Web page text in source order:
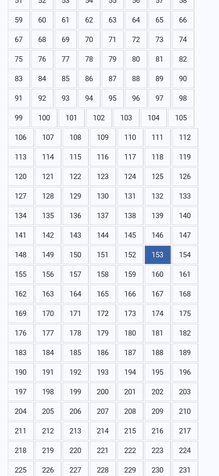
59 60 61 62 63 64 65 66
67 68 69 70 71 72 73 74
75 76 77 78 79 80 81 82
83 84 85 86 87 88 89 90
91 92 93 94 95 96 97 98
99 100 101 102 103 104 105
106 107 108 109 110 111 112
113 114 115 116 117 118 119
120 121 122 123 124 125 126
127 128 129 130 131 132 133
134 135 136 137 138 139 140
141 142 143 144 145 146 147
148 149 150 151 152 153 154
155 156 157 158 159 160 161
162 163 164 165 166 167 168
169 170 171 172 173 174 175
176 177 178 179 180 181 182
183 184 185 186 187 188 189
190 191 192 193 194 195 196
197 198 199 200 201 202 203
204 205 206 207 208 209 210
211 212 213 214 215 216 217
218 219 220 221 222 223 224
225 226 227 228 229 230 231